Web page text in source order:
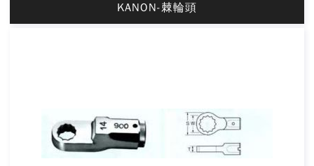
KANON-棘輪頭